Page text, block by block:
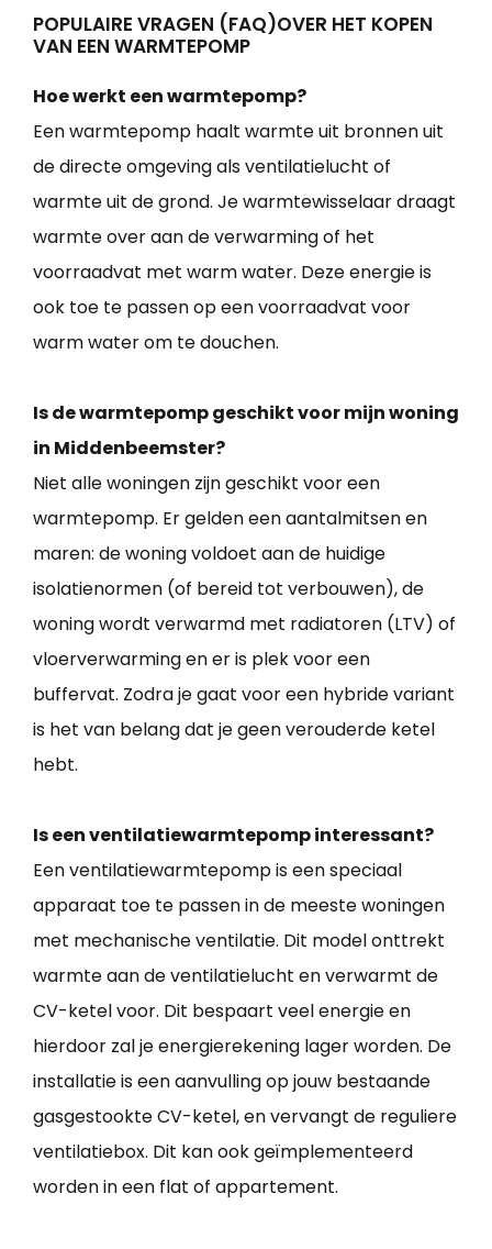
POPULAIRE VRAGEN (FAQ)OVER HET KOPEN
VAN EEN WARMTEPOMP
Hoe werkt een warmtepomp?
Een warmtepomp haalt warmte uit bronnen uit
de directe omgeving als ventilatielucht of
warmte uit de grond. Je warmtewisselaar draagt
warmte over aan de verwarming of het
voorraadvat met warm water. Deze energie is
ook toe te passen op een voorraadvat voor
warm water om te douchen.
Is de warmtepomp geschikt voor mijn woning
in Middenbeemster?
Niet alle woningen zijn geschikt voor een
warmtepomp. Er gelden een aantalmitsen en
maren: de woning voldoet aan de huidige
isolatienormen (of bereid tot verbouwen), de
woning wordt verwarmd met radiatoren (LTV) of
vloerverwarming en er is plek voor een
buffervat. Zodra je gaat voor een hybride variant
is het van belang dat je geen verouderde ketel
hebt.
Is een ventilatiewarmtepomp interessant?
Een ventilatiewarmtepomp is een speciaal
apparaat toe te passen in de meeste woningen
met mechanische ventilatie. Dit model onttrekt
warmte aan de ventilatielucht en verwarmt de
CV-ketel voor. Dit bespaart veel energie en
hierdoor zal je energierekening lager worden. De
installatie is een aanvulling op jouw bestaande
gasgestookte CV-ketel, en vervangt de reguliere
ventilatiebox. Dit kan ook geïmplementeerd
worden in een flat of appartement.